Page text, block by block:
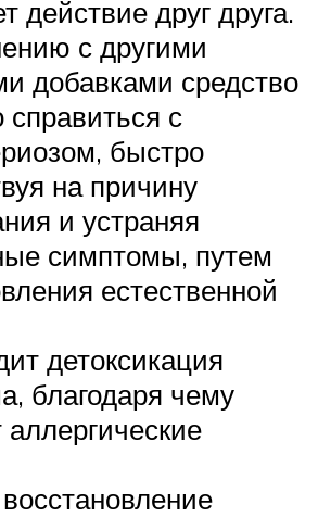
действие друг друга.
с другими
добавками средство
справиться с
быстро
на причину
и устраняя
симптомы, путем
естественной
детоксикация
благодаря чему
аллергические